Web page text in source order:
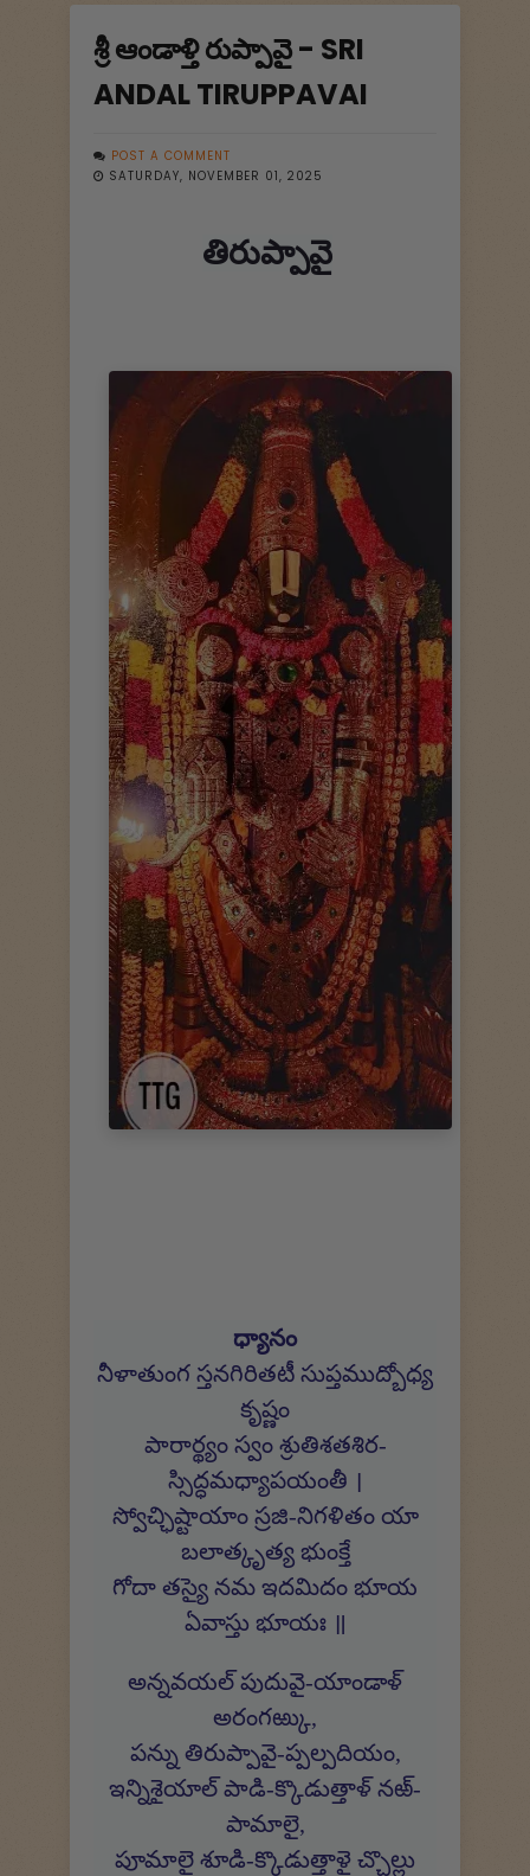
శ్రీ ఆండాళ్తి రుప్పావై - SRI
ANDAL TIRUPPAVAI
POST A COMMENT
SATURDAY, NOVEMBER 01, 2025
తిరుప్పావై
ధ్యానం
నీళాతుంగ స్తనగిరితటీ సుప్తముద్బోధ్య
కృష్ణం
పారార్థ్యం స్వం శ్రుతిశతశిర-
స్సిద్ధమధ్యాపయంతీ ।
స్వోచ్ఛిష్టాయాం స్రజి-నిగళితం యా
బలాత్కృత్య భుంక్తే
గోదా తస్యై నమ ఇదమిదం భూయ
ఏవాస్తు భూయః ॥
అన్నవయల్ పుదువై-యాండాళ్
అరంగఱ్కు,
పన్ను తిరుప్పావై-ప్పల్పదియం,
ఇన్నిశైయాల్ పాడి-క్కొడుత్తాళ్ నఱ్-
పామాలై,
పూమాలై శూడి-క్కొడుత్తాళై చ్చొల్లు